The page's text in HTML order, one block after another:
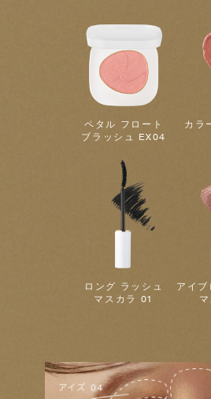
ペタル フロート
ブラッシュ EX04
カラ
ロング ラッシュ
マスカラ 01
アイ